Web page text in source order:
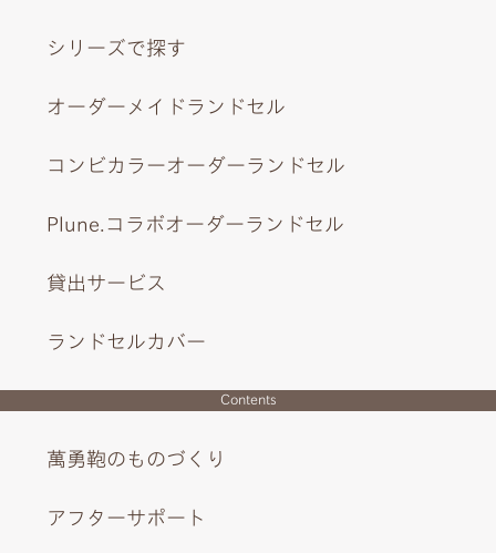
シリーズで探す
オーダーメイドランドセル
コンビカラーオーダーランドセル
Plune.コラボオーダーランドセル
貸出サービス
ランドセルカバー
Contents
萬勇鞄のものづくり
アフターサポート